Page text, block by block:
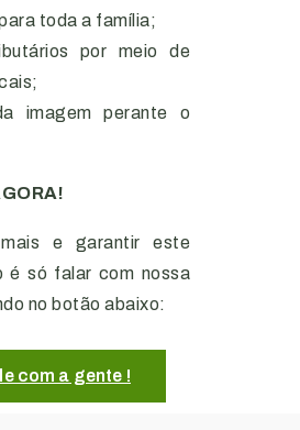
toda a família;
por meio de
imagem perante o
e garantir este
é só falar com nossa
no botão abaixo:
com a gente !